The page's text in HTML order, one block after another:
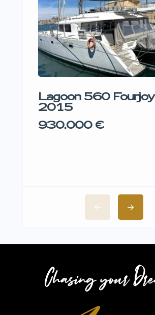
Lagoon 560 Fourjoy
2015
930.000 €